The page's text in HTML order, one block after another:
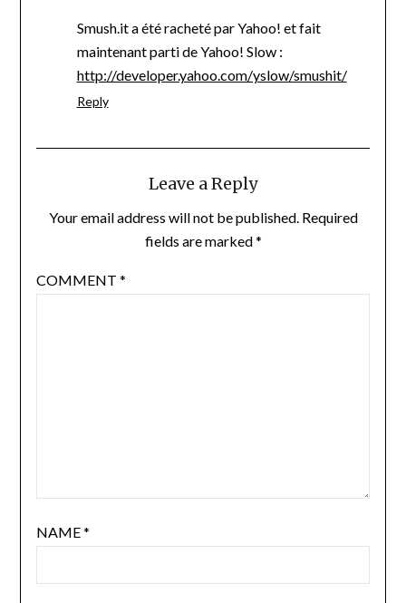
Smush.it a été racheté par Yahoo! et fait
maintenant parti de Yahoo! Slow :
http://developer.yahoo.com/yslow/smushit/
Reply
Leave a Reply
Your email address will not be published. Required
fields are marked*
COMMENT *
NAME*